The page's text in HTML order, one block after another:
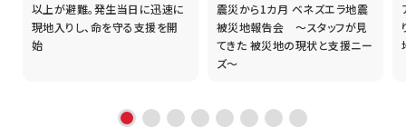
以上が避難。発生当日に迅速に
現地入りし、命を守る支援を開
始
震災から1カ月 ベネズエラ地震
被災地報告会 ～スタッフが見
てきた 被災地の現状と支援ニー
ズ～